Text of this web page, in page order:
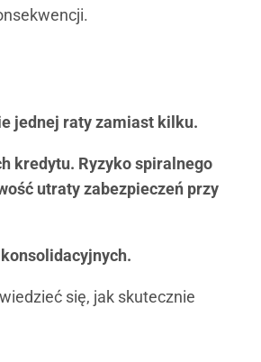
jednej raty zamiast kilku.
kredytu. Ryzyko spiralnego
utraty zabezpieczeń przy
się, jak skutecznie